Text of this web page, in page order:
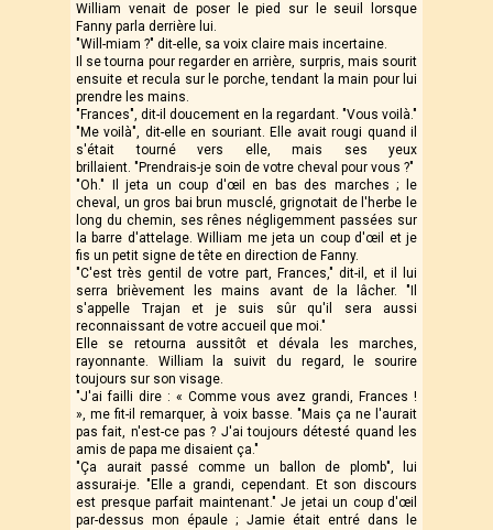
William venait de poser le pied sur le seuil lorsque
Fanny parla derrière lui.
"Will-miam ?" dit-elle, sa voix claire mais incertaine.
Il se tourna pour regarder en arrière, surpris, mais sourit
ensuite et recula sur le porche, tendant la main pour lui
prendre les mains.
"Frances", dit-il doucement en la regardant. "Vous voilà."
"Me voilà", dit-elle en souriant. Elle avait rougi quand il
s'était tourné vers elle, mais ses yeux
brillaient. "Prendrais-je soin de votre cheval pour vous ?"
"Oh." Il jeta un coup d'œil en bas des marches ; le
cheval, un gros bai brun musclé, grignotait de l'herbe le
long du chemin, ses rênes négligemment passées sur
la barre d'attelage. William me jeta un coup d'œil et je
fis un petit signe de tête en direction de Fanny.
"C'est très gentil de votre part, Frances," dit-il, et il lui
serra brièvement les mains avant de la lâcher. "Il
s'appelle Trajan et je suis sûr qu'il sera aussi
reconnaissant de votre accueil que moi."
Elle se retourna aussitôt et dévala les marches,
rayonnante. William la suivit du regard, le sourire
toujours sur son visage.
"J'ai failli dire : « Comme vous avez grandi, Frances !
», me fit-il remarquer, à voix basse. "Mais ça ne l'aurait
pas fait, n'est-ce pas ? J'ai toujours détesté quand les
amis de papa me disaient ça."
"Ça aurait passé comme un ballon de plomb", lui
assurai-je. "Elle a grandi, cependant. Et son discours
est presque parfait maintenant." Je jetai un coup d'œil
par-dessus mon épaule ; Jamie était entré dans le